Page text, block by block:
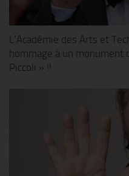
L’Académie des Arts et
hommage à un monument
Piccoli » !!